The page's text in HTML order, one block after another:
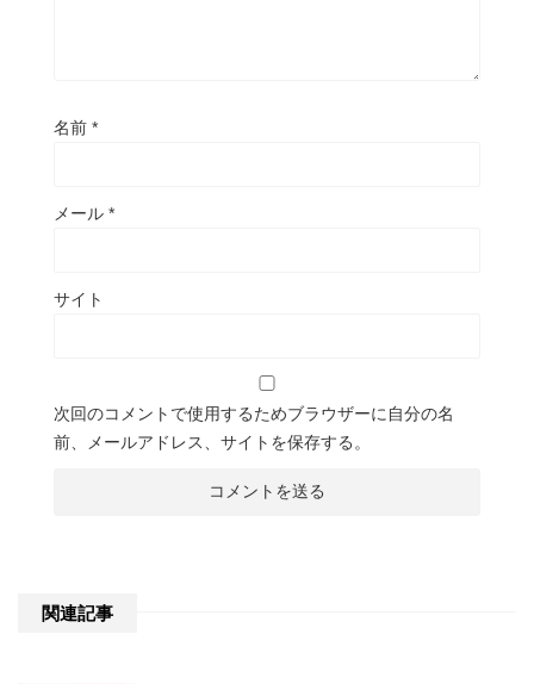
名前 *
メール *
サイト
次回のコメントで使用するためブラウザーに自分の名
前、メールアドレス、サイトを保存する。
関連記事